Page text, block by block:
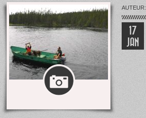
AUTEUR:
17
JAN